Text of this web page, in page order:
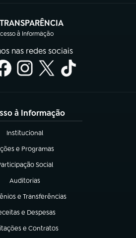
TRANSPARÊNCIA
à Informação
(abre em nova aba)
nas redes sociais
à Informação
Institucional
(abre em nova aba)
e Programas
em nova aba)
Social
em nova aba)
Auditorias
(abre em nova aba)
e Transferências
nova aba)
e Despesas
em nova aba)
e Contratos
em nova aba)